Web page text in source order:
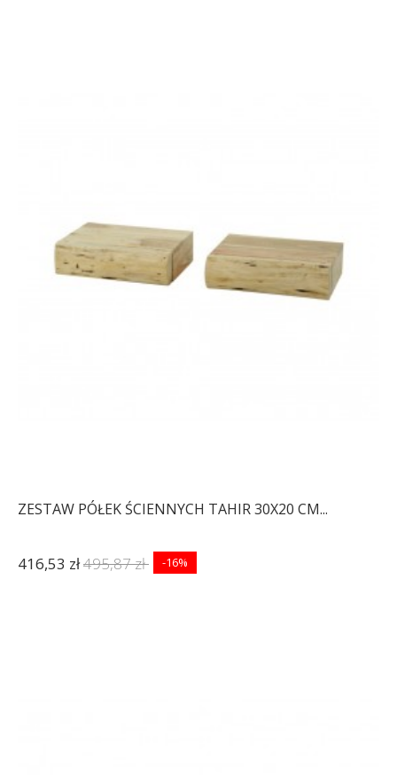
ZESTAW PÓŁEK ŚCIENNYCH TAHIR 30X20 CM...
416,53 zł495,87 zł -16%